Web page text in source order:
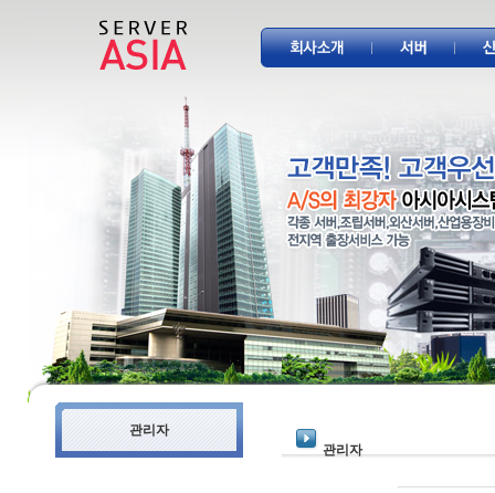
관리자
관리자